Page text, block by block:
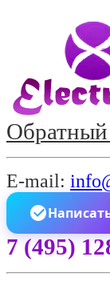
Обратный
E-mail:
7 (495)